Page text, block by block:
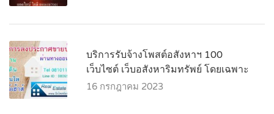
บริการรับจ้างโพสต์อสังหาฯ 100
เว็บไซต์ เว็บอสังหาริมทรัพย์ โดยเฉพาะ
16 กรกฎาคม 2023